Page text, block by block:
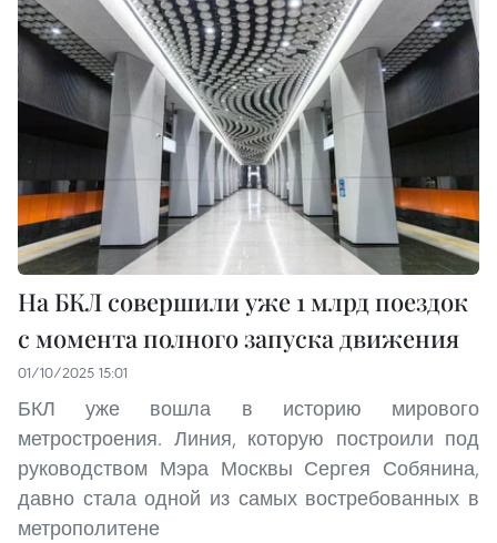
На БКЛ совершили уже 1 млрд поездок
с момента полного запуска движения
01/10/2025 15:01
БКЛ уже вошла в историю мирового
метростроения. Линия, которую построили под
руководством Мэра Москвы Сергея Собянина,
давно стала одной из самых востребованных в
метрополитене